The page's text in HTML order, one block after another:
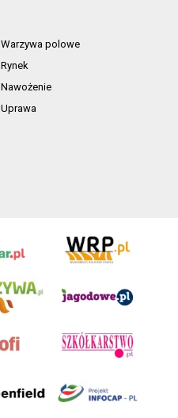
Warzywa polowe
Rynek
Nawożenie
Uprawa